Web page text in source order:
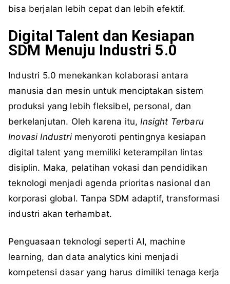
bisa berjalan lebih cepat dan lebih efektif.
Digital Talent dan Kesiapan
SDM Menuju Industri 5.0
Industri 5.0 menekankan kolaborasi antara
manusia dan mesin untuk menciptakan sistem
produksi yang lebih fleksibel, personal, dan
berkelanjutan. Oleh karena itu, Insight Terbaru
Inovasi Industrimenyoroti pentingnya kesiapan
digital talent yang memiliki keterampilan lintas
disiplin. Maka, pelatihan vokasi dan pendidikan
teknologi menjadi agenda prioritas nasional dan
korporasi global. Tanpa SDM adaptif, transformasi
industri akan terhambat.
Penguasaan teknologi seperti AI, machine
learning, dan data analytics kini menjadi
kompetensi dasar yang harus dimiliki tenaga kerja